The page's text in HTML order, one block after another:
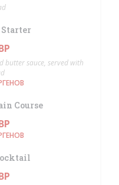
butter sauce, served with
Course